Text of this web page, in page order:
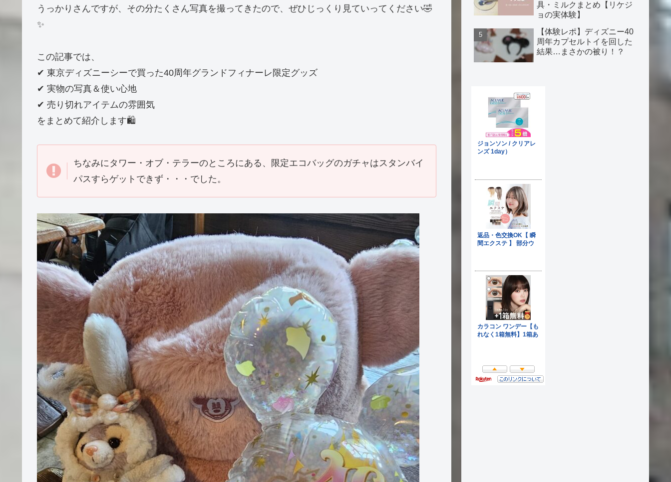
うっかりさんですが、その分たくさん写真を撮ってきたので、ぜひじっくり見ていってください🤣
✨
この記事では、
✔ 東京ディズニーシーで買った40周年グランドフィナーレ限定グッズ
✔ 実物の写真＆使い心地
✔ 売り切れアイテムの雰囲気
をまとめて紹介します🛍️
ちなみにタワー・オブ・テラーのところにある、限定エコバッグのガチャはスタンバイ
パスすらゲットできず・・・でした。
具・ミルクまとめ【リケジ
ョの実体験】
【体験レポ】ディズニー40
周年カプセルトイを回した
結果…まさかの被り！？